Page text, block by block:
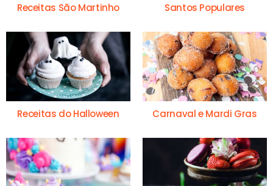
Receitas São Martinho Santos Populares
Receitas do Halloween Carnaval e Mardi Gras